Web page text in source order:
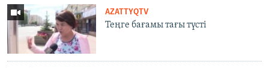
AZATTYQTV
Теңге бағамы тағы түсті